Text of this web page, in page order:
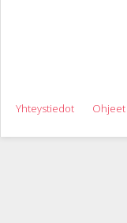
Yhteystiedot Ohjeet